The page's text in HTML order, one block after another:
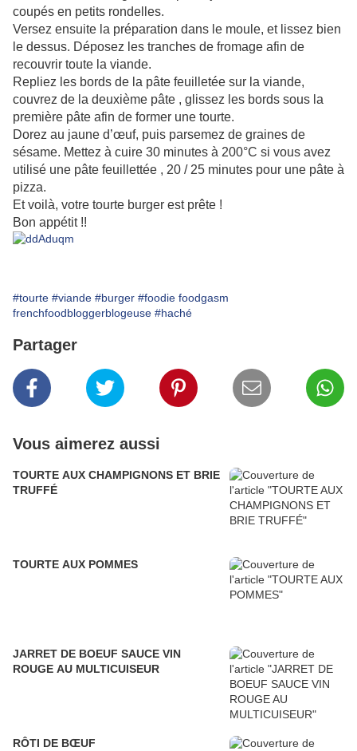
coupés en petits rondelles.
Versez ensuite la préparation dans le moule, et lissez bien
le dessus. Déposez les tranches de fromage afin de
recouvrir toute la viande.
Repliez les bords de la pâte feuilletée sur la viande,
couvrez de la deuxième pâte , glissez les bords sous la
première pâte afin de former une tourte.
Dorez au jaune d’œuf, puis parsemez de graines de
sésame. Mettez à cuire 30 minutes à 200°C si vous avez
utilisé une pâte feuillettée , 20 / 25 minutes pour une pâte à
pizza.
Et voilà, votre tourte burger est prête !
Bon appétit !!
#tourte #viande #burger #foodie foodgasm
frenchfoodbloggerblogeuse #haché
Partager
Vous aimerez aussi
TOURTE AUX CHAMPIGNONS ET BRIE
TRUFFÉ
TOURTE AUX POMMES
JARRET DE BOEUF SAUCE VIN
ROUGE AU MULTICUISEUR
RÔTI DE BŒUF